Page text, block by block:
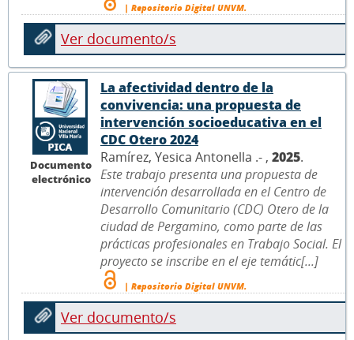
| Repositorio Digital UNVM.
Ver documento/s
Documento
electrónico
La afectividad dentro de la
convivencia: una propuesta de
intervención socioeducativa en el
CDC Otero 2024
Ramírez, Yesica Antonella .- , 2025.
Este trabajo presenta una propuesta de
intervención desarrollada en el Centro de
Desarrollo Comunitario (CDC) Otero de la
ciudad de Pergamino, como parte de las
prácticas profesionales en Trabajo Social. El
proyecto se inscribe en el eje temátic[...]
| Repositorio Digital UNVM.
Ver documento/s